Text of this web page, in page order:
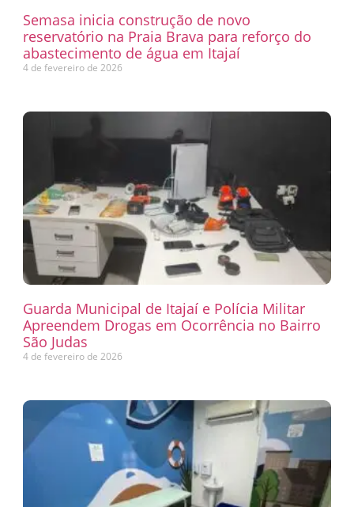
Semasa inicia construção de novo
reservatório na Praia Brava para reforço do
abastecimento de água em Itajaí
4 de fevereiro de 2026
Guarda Municipal de Itajaí e Polícia Militar
Apreendem Drogas em Ocorrência no Bairro
São Judas
4 de fevereiro de 2026